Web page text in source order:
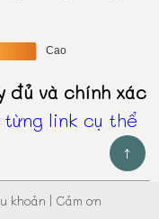
đủ và chính xác
từng link cụ thể
↑
khoản | Cảm ơn